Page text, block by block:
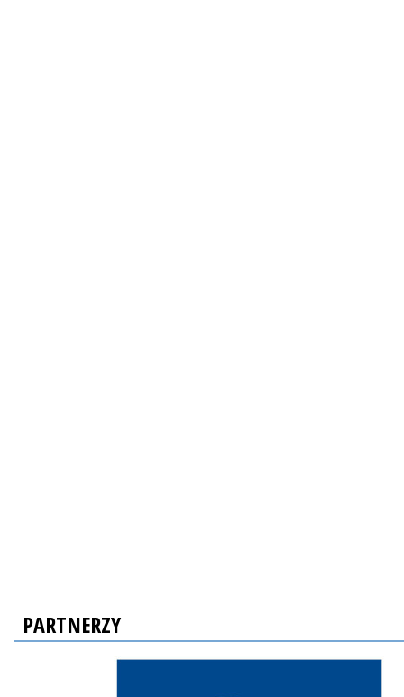
PARTNERZY